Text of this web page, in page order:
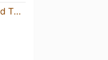
Let's Break Untappd Together! Rate This Beer 5/5 Please